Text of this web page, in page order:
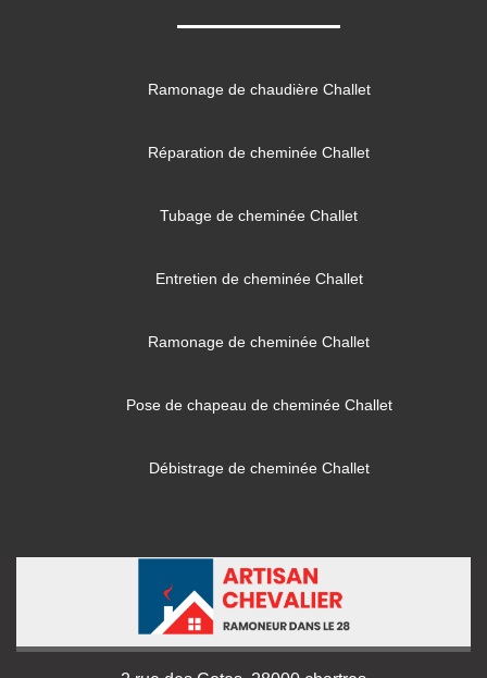
Ramonage de chaudière Challet
Réparation de cheminée Challet
Tubage de cheminée Challet
Entretien de cheminée Challet
Ramonage de cheminée Challet
Pose de chapeau de cheminée Challet
Débistrage de cheminée Challet